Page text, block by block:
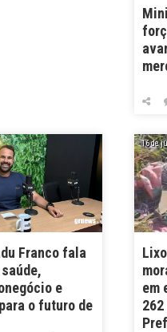
Franco fala
e
o futuro de
16 de
em